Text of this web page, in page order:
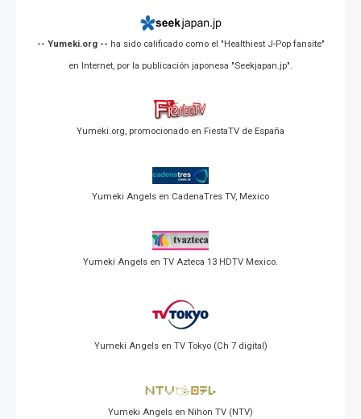
-- Yumeki.org -- ha sido calificado como el "Healthiest J-Pop fansite"
en Internet, por la publicación japonesa "Seekjapan.jp".
Yumeki.org, promocionado en FiestaTV de España
Yumeki Angels en CadenaTres TV, Mexico
Yumeki Angels en TV Azteca 13 HDTV Mexico.
Yumeki Angels en TV Tokyo (Ch 7 digital)
Yumeki Angels en Nihon TV (NTV)